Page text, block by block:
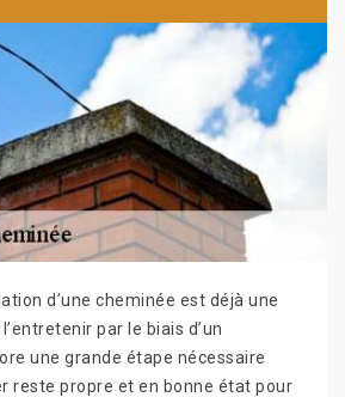
d’une cheminée est déjà une
par le biais d’un
une grande étape nécessaire
reste propre et en bonne état pour